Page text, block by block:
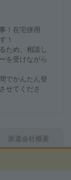
！在宅併用
！
ため、相談し
を受けながら
でかんたん登
せてくださ
派遣会社概要